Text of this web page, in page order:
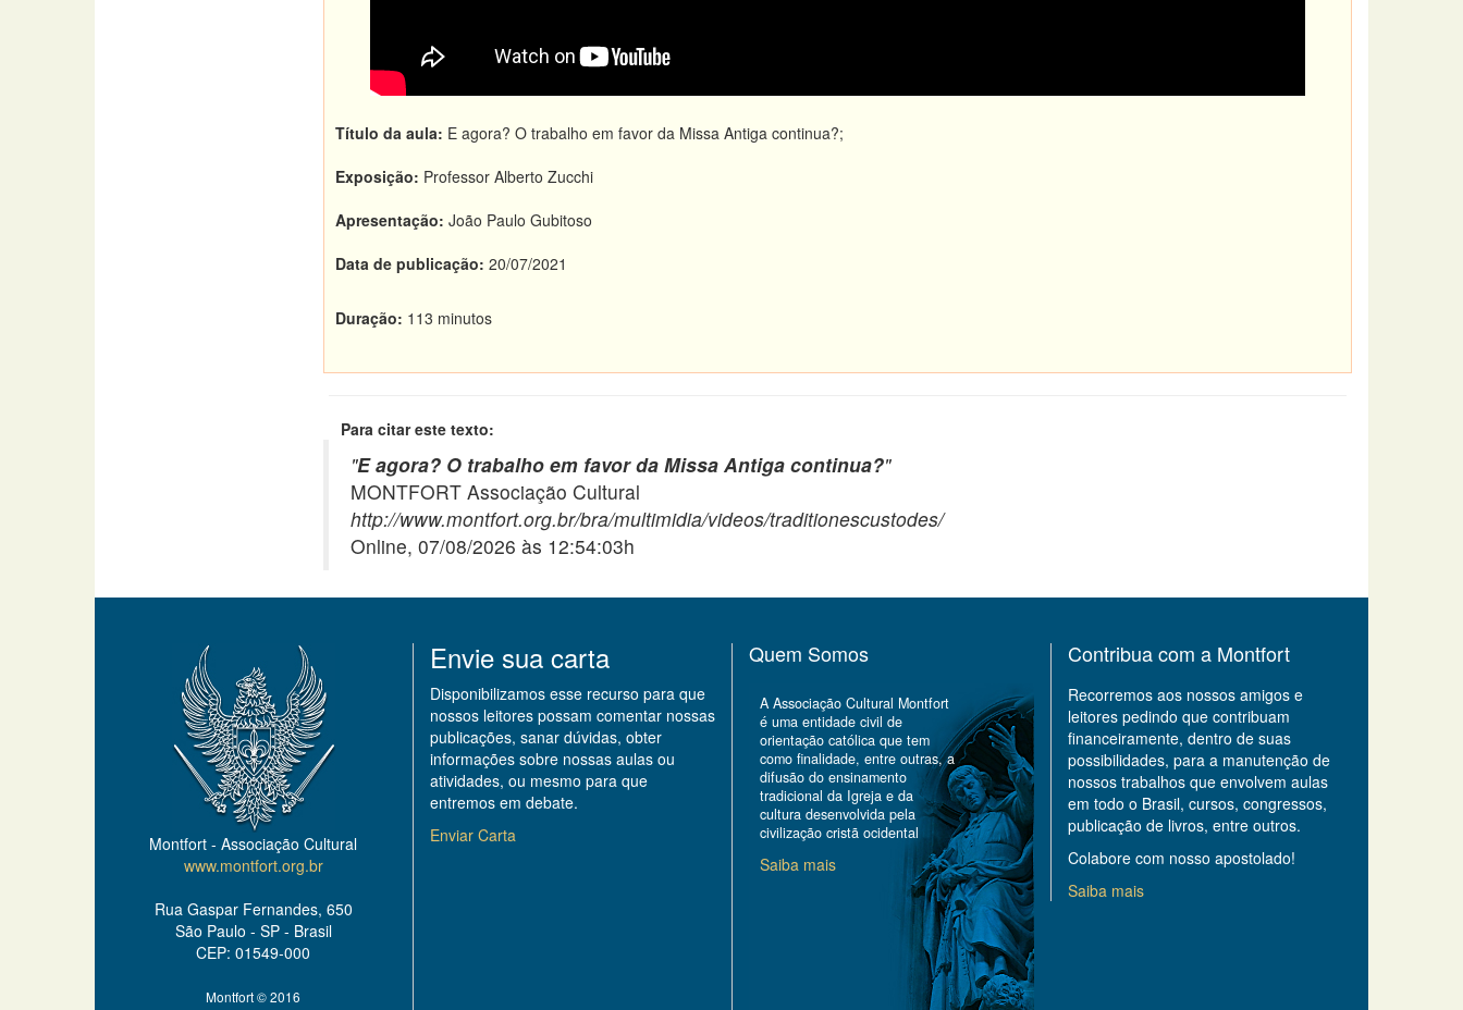
Título da aula: E agora? O trabalho em favor da Missa Antiga continua?;
Exposição: Professor Alberto Zucchi
Apresentação: João Paulo Gubitoso
Data de publicação: 20/07/2021
Duração: 113 minutos
Para citar este texto:
"E agora? O trabalho em favor da Missa Antiga continua?"
MONTFORT Associação Cultural
http://www.montfort.org.br/bra/multimidia/videos/traditionescustodes/
Online, 07/08/2026 às 12:54:03h
Montfort - Associação Cultural
www.montfort.org.br
Rua Gaspar Fernandes, 650
São Paulo - SP - Brasil
CEP: 01549-000
Montfort © 2016
Envie sua carta
Disponibilizamos esse recurso para que
nossos leitores possam comentar nossas
publicações, sanar dúvidas, obter
informações sobre nossas aulas ou
atividades, ou mesmo para que
entremos em debate.
Enviar Carta
Quem Somos
A Associação Cultural Montfort
é uma entidade civil de
orientação católica que tem
como finalidade, entre outras, a
difusão do ensinamento
tradicional da Igreja e da
cultura desenvolvida pela
civilização cristã ocidental
Saiba mais
Contribua com a Montfort
Recorremos aos nossos amigos e
leitores pedindo que contribuam
financeiramente, dentro de suas
possibilidades, para a manutenção de
nossos trabalhos que envolvem aulas
em todo o Brasil, cursos, congressos,
publicação de livros, entre outros.
Colabore com nosso apostolado!
Saiba mais